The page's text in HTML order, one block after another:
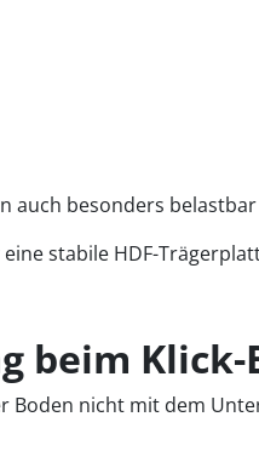
auch besonders
stabile HDF-
beim Klick-
Boden nicht mit dem